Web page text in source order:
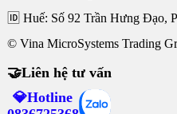
🆔 Huế: Số 92 Trần Hưng Đạo,
© Vina MicroSystems Trading
🤝Liên hệ tư vấn
💎Hotline